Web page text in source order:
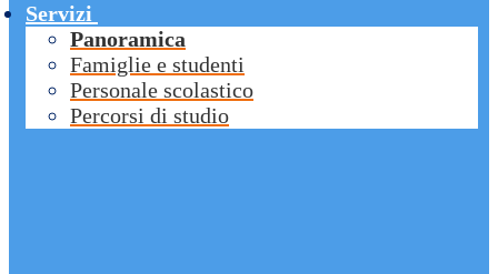
Servizi
Panoramica
Famiglie e studenti
Personale scolastico
Percorsi di studio